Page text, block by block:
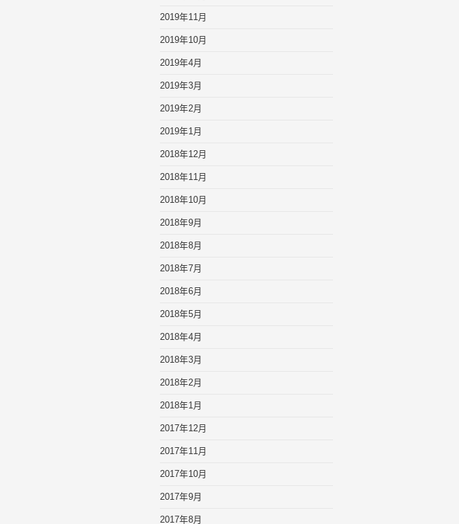
2019年11月
2019年10月
2019年4月
2019年3月
2019年2月
2019年1月
2018年12月
2018年11月
2018年10月
2018年9月
2018年8月
2018年7月
2018年6月
2018年5月
2018年4月
2018年3月
2018年2月
2018年1月
2017年12月
2017年11月
2017年10月
2017年9月
2017年8月